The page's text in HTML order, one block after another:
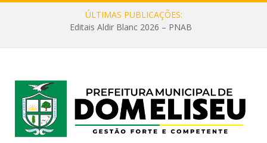
ÚLTIMAS PUBLICAÇÕES:
Editais Aldir Blanc 2026 – PNAB